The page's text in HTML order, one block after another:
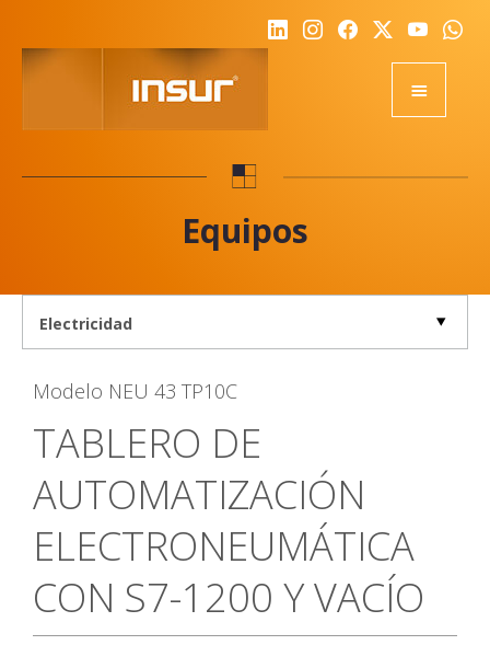
NOTICIAS
NOSOTROS
REPRESENTANTES
CONTACTO
Equipos
Modelo NEU 43 TP10C
TABLERO DE
AUTOMATIZACIÓN
ELECTRONEUMÁTICA
CON S7-1200 Y VACÍO